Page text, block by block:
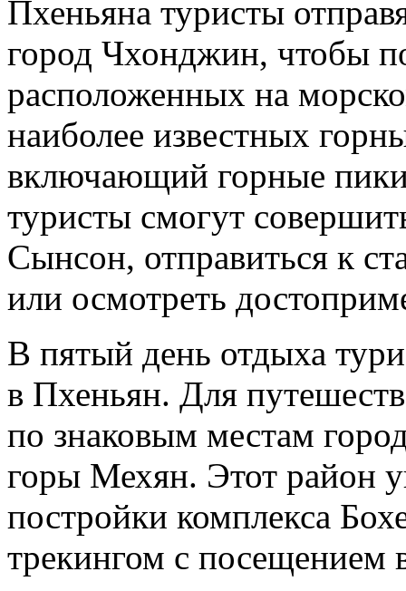
Пхеньяна туристы
город Чхонджин, чтобы
расположенных на
наиболее известных
включающий горные
туристы смогут
Сынсон, отправиться к
или осмотреть
В пятый день отдыха
в Пхеньян. Для
по знаковым местам
горы Мехян. Этот район
постройки комплекса
трекингом с посещением